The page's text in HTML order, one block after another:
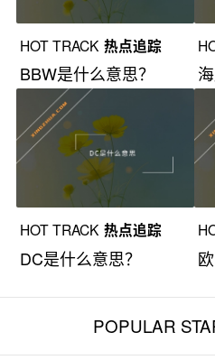
HOT TRACK 热点追踪
BBW是什么意思？
HOT TRACK 热点追踪
DC是什么意思？
POPULAR